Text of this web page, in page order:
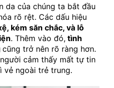
da của chúng ta bắt đầu
rõ rệt. Các dấu hiệu
kém săn chắc, và lỗ
. Thêm vào đó, tình
cũng trở nên rõ ràng hơn.
cảm thấy mất tự tin
vẻ ngoài trẻ trung.